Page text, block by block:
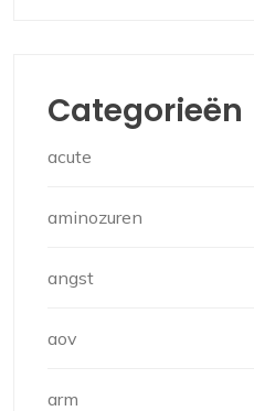
Categorieën
acute
aminozuren
angst
aov
arm